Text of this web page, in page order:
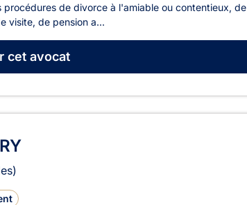
de divorce à l'amiable ou contentieux, de
visite, de pension a...
cet avocat